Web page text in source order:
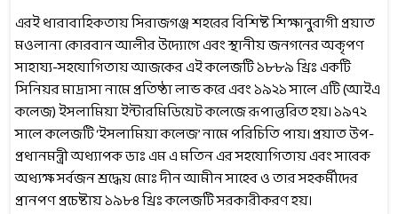
এরই ধারাবাহিকতায় সিরাজগঞ্জ শহরের বিশিষ্ট শিক্ষানুরাগী প্রয়াত
মওলানা কোরবান আলীর উদ্যোগে এবং স্থানীয় জনগনের অকৃপণ
সাহায্য-সহযোগিতায় আজকের এই কলেজটি ১৮৮৯ খ্রিঃ একটি
সিনিয়র মাদ্রাসা নামে প্রতিষ্ঠা লাভ করে এবং ১৯২১ সালে এটি (আইএ
কলেজ) ইসলামিয়া ইন্টারমিডিয়েট কলেজে রূপান্তরিত হয়। ১৯৭২
সালে কলেজটি ‘ইসলামিয়া কলেজ’ নামে পরিচিতি পায়। প্রয়াত উপ-
প্রধানমন্ত্রী অধ্যাপক ডাঃ এম এ মতিন এর সহযোগিতায় এবং সাবেক
অধ্যক্ষ সর্বজন শ্রদ্ধেয় মোঃ দীন আমীন সাহেব ও তার সহকর্মীদের
প্রানপণ প্রচেষ্টায় ১৯৮৪ খ্রিঃ কলেজটি সরকারীকরণ হয়।